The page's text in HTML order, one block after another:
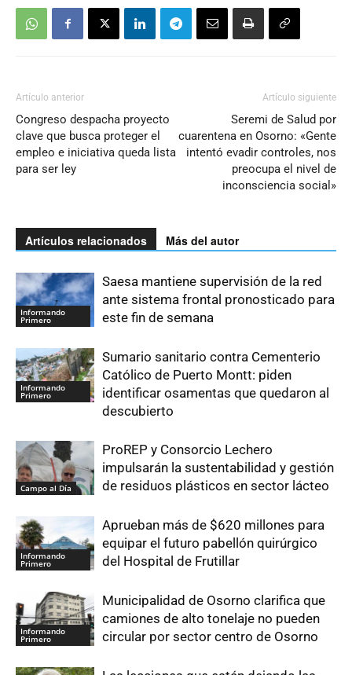
Artículo anterior
Congreso despacha proyecto
clave que busca proteger el
empleo e iniciativa queda lista
para ser ley
Artículo siguiente
Seremi de Salud por
cuarentena en Osorno: «Gente
intentó evadir controles, nos
preocupa el nivel de
inconsciencia social»
Artículos relacionados Más del autor
Informando
Primero
Saesa mantiene supervisión de la red
ante sistema frontal pronosticado para
este fin de semana
Informando
Primero
Sumario sanitario contra Cementerio
Católico de Puerto Montt: piden
identificar osamentas que quedaron al
descubierto
Campo al Día
ProREP y Consorcio Lechero
impulsarán la sustentabilidad y gestión
de residuos plásticos en sector lácteo
Informando
Primero
Aprueban más de $620 millones para
equipar el futuro pabellón quirúrgico
del Hospital de Frutillar
Informando
Primero
Municipalidad de Osorno clarifica que
camiones de alto tonelaje no pueden
circular por sector centro de Osorno